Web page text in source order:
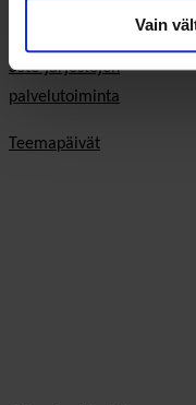
Vain
Sosiaali- ja
Sote-järjestöjen
palvelutoiminta
Teemapäivät